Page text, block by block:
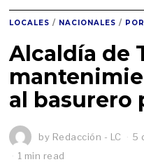
LOCALES / NACIONALES /
Alcaldía de
al basurero
by Redacción - LC 5
1 min read